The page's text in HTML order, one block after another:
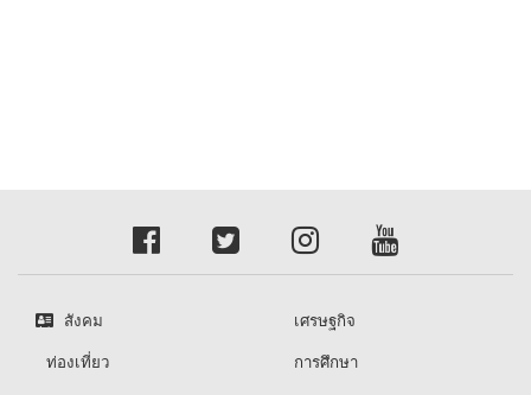
สังคม
เศรษฐกิจ
ท่องเที่ยว
การศึกษา